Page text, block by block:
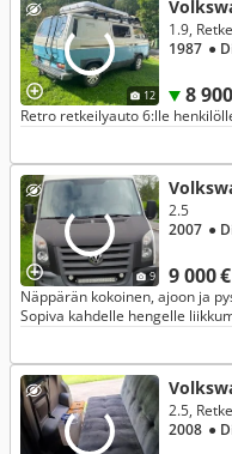
12 8
1.9,
1987 ●
Retro retkeilyauto 6:lle
9 9 000 €
2.5
2007 ●
Näppärän kokoinen, ajoon ja pysäköintiin. Tilava
Sopiva kahdelle hengelle
2.5,
2008 ●